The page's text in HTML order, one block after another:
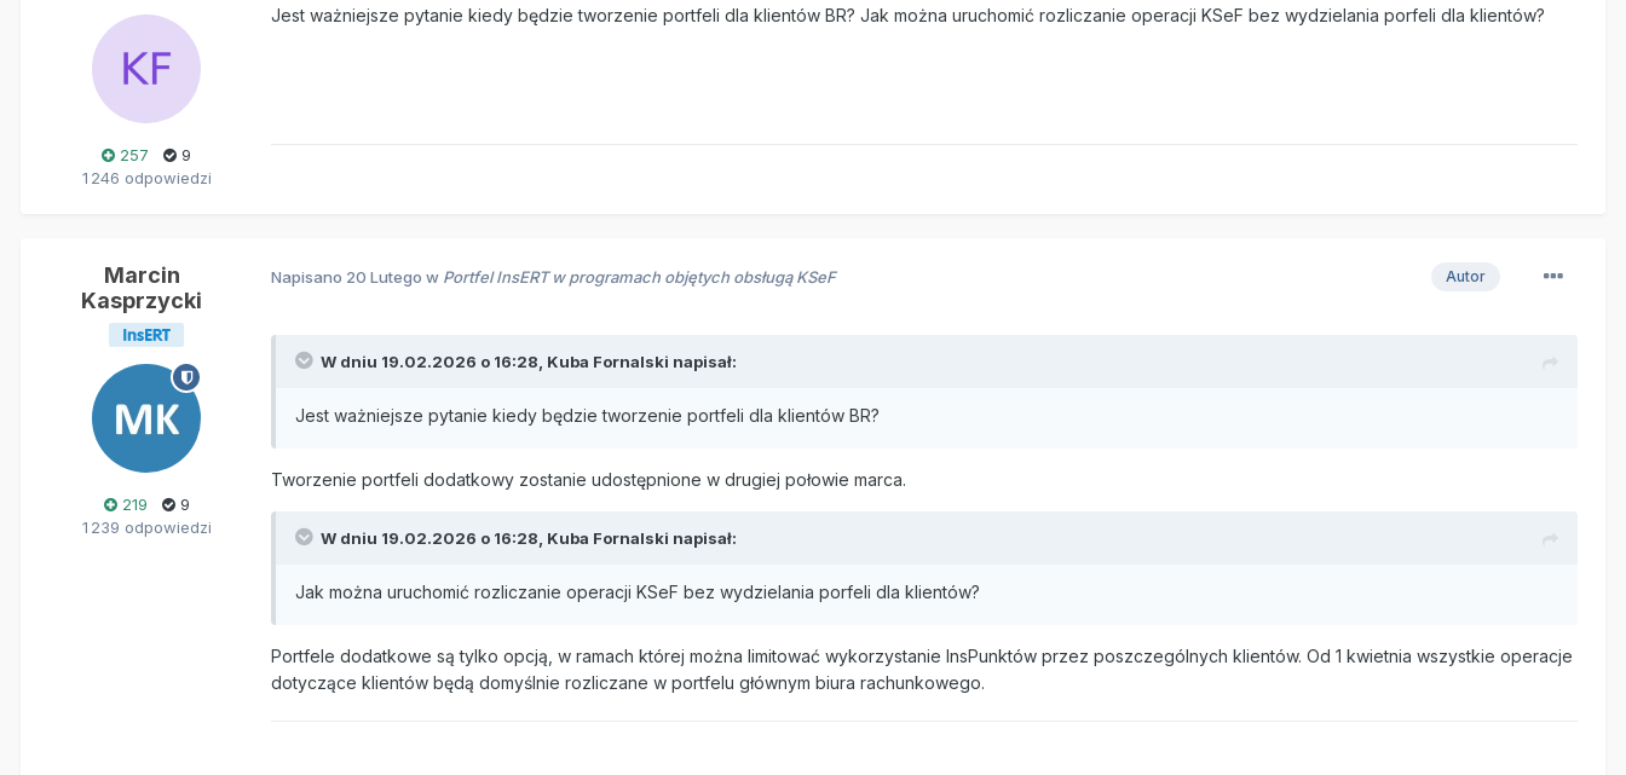
257
9
1 246 odpowiedzi
Jest ważniejsze pytanie kiedy będzie tworzenie portfeli dla klientów BR? Jak można uruchomić rozliczanie operacji KSeF bez wydzielania porfeli dla klientów?
Marcin
Kasprzycki
219
9
1 239 odpowiedzi
Autor
Napisano 20 Lutego w Portfel InsERT w programach objętych obsługą KSeF
W dniu 19.02.2026 o 16:28, Kuba Fornalski napisał:
Jest ważniejsze pytanie kiedy będzie tworzenie portfeli dla klientów BR?
Tworzenie portfeli dodatkowy zostanie udostępnione w drugiej połowie marca.
W dniu 19.02.2026 o 16:28, Kuba Fornalski napisał:
Jak można uruchomić rozliczanie operacji KSeF bez wydzielania porfeli dla klientów?
Portfele dodatkowe są tylko opcją, w ramach której można limitować wykorzystanie InsPunktów przez poszczególnych klientów. Od 1 kwietnia wszystkie operacje
dotyczące klientów będą domyślnie rozliczane w portfelu głównym biura rachunkowego.